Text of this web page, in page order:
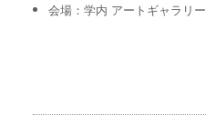
会場：学内 アートギャラリー